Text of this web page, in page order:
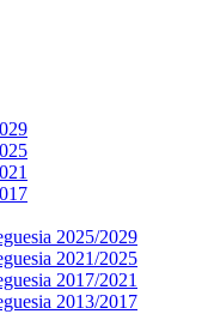
2025/2029
2021/2025
2017/2021
2013/2017